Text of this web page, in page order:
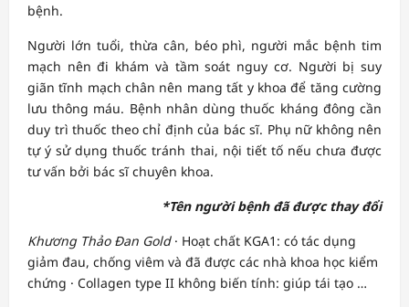
bệnh.
Người lớn tuổi, thừa cân, béo phì, người mắc bệnh tim
mạch nên đi khám và tầm soát nguy cơ. Người bị suy
giãn tĩnh mạch chân nên mang tất y khoa để tăng cường
lưu thông máu. Bệnh nhân dùng thuốc kháng đông cần
duy trì thuốc theo chỉ định của bác sĩ. Phụ nữ không nên
tự ý sử dụng thuốc tránh thai, nội tiết tố nếu chưa được
tư vấn bởi bác sĩ chuyên khoa.
*Tên người bệnh đã được thay đổi
Khương Thảo Đan Gold· Hoạt chất KGA1: có tác dụng
giảm đau, chống viêm và đã được các nhà khoa học kiểm
chứng · Collagen type II không biến tính: giúp tái tạo …